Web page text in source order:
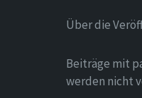
Über die
Beiträge mit
werden nicht